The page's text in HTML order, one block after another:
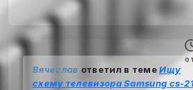
Вячеслав ответил в темеИщу
схему телевизора Samsung cs-